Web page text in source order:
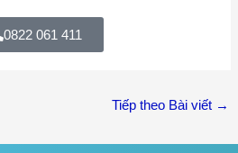
0822 061 411
Tiếp theo Bài viết →